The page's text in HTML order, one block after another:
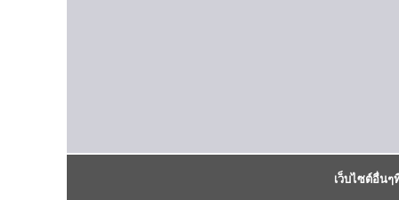
เว็บไซต์อื่นๆ